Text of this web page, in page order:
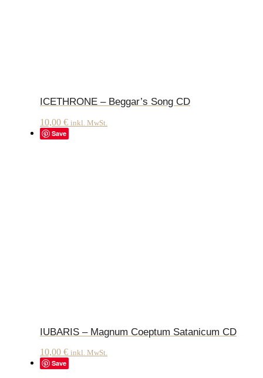
ICETHRONE – Beggar’s Song CD
10,00 € inkl. MwSt.
Save
IUBARIS – Magnum Coeptum Satanicum CD
10,00 € inkl. MwSt.
Save